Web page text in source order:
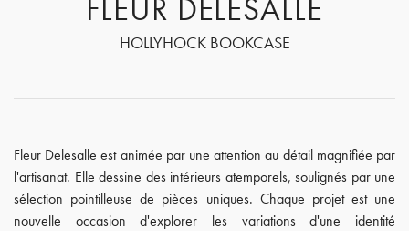
FLEUR DELESALLE
HOLLYHOCK BOOKCASE
Fleur Delesalle est animée par une attention au détail magnifiée par
l'artisanat. Elle dessine des intérieurs atemporels, soulignés par une
sélection pointilleuse de pièces uniques. Chaque projet est une
nouvelle occasion d'explorer les variations d'une identité